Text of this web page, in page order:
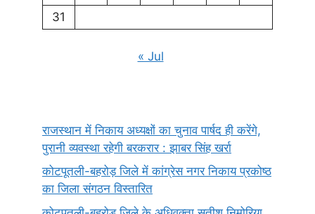
31
« Jul
राजस्थान में निकाय अध्यक्षों का चुनाव पार्षद ही करेंगे,
पुरानी व्यवस्था रहेगी बरकरार : झाबर सिंह खर्रा
कोटपूतली-बहरोड़ जिले में कांग्रेस नगर निकाय प्रकोष्ठ
का जिला संगठन विस्तारित